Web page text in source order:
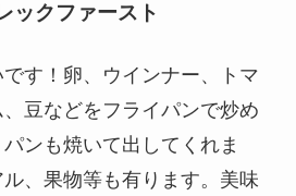
ックファースト
す！卵、ウインナー、トマ
、豆などをフライパンで炒め
ンも焼いて出してくれま
、果物等も有ります。美味